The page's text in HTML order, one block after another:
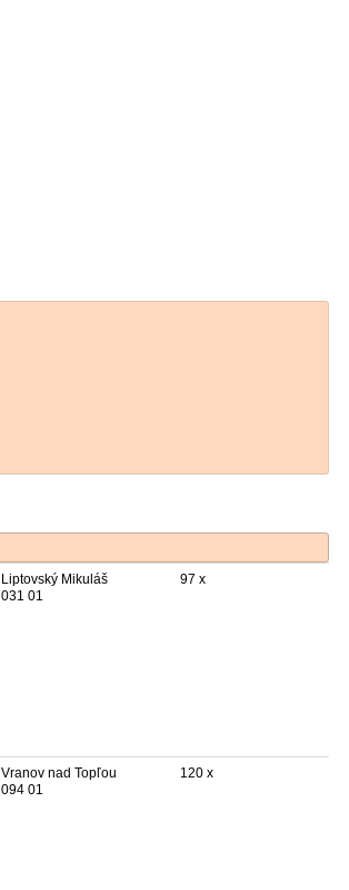
Liptovský Mikuláš
031 01
97 x
Vranov nad Topľou
094 01
120 x